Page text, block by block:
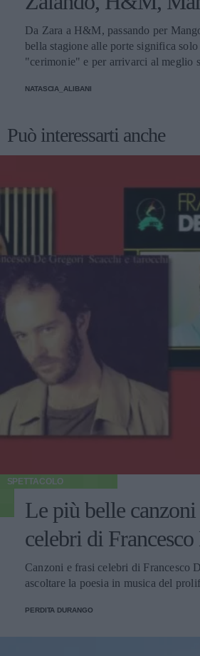
Da Zara a H&M, passando per
bella stagione alle porte significa solo
"cerimonie" e per arrivarci al meglio
NATASCIA_ALIBANI
Può interessarti anche
SPETTACOLO
Le più belle canzoni
celebri di
Canzoni e frasi celebri di Francesco
ascoltare la poesia in musica del
PERDITA DURANGO